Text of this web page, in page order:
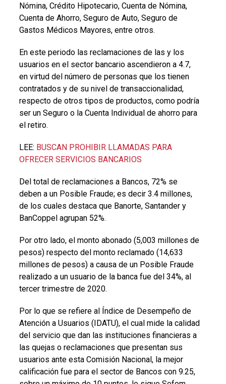
Nómina, Crédito Hipotecario, Cuenta de Nómina,
Cuenta de Ahorro, Seguro de Auto, Seguro de
Gastos Médicos Mayores, entre otros.
En este periodo las reclamaciones de las y los
usuarios en el sector bancario ascendieron a 4.7,
en virtud del número de personas que los tienen
contratados y de su nivel de transaccionalidad,
respecto de otros tipos de productos, como podría
ser un Seguro o la Cuenta Individual de ahorro para
el retiro.
LEE: BUSCAN PROHIBIR LLAMADAS PARA
OFRECER SERVICIOS BANCARIOS
Del total de reclamaciones a Bancos, 72% se
deben a un Posible Fraude; es decir 3.4 millones,
de los cuales destaca que Banorte, Santander y
BanCoppel agrupan 52%.
Por otro lado, el monto abonado (5,003 millones de
pesos) respecto del monto reclamado (14,633
millones de pesos) a causa de un Posible Fraude
realizado a un usuario de la banca fue del 34%, al
tercer trimestre de 2020.
Por lo que se refiere al Índice de Desempeño de
Atención a Usuarios (IDATU), el cual mide la calidad
del servicio que dan las instituciones financieras a
las quejas o reclamaciones que presentan sus
usuarios ante esta Comisión Nacional, la mejor
calificación fue para el sector de Bancos con 9.25,